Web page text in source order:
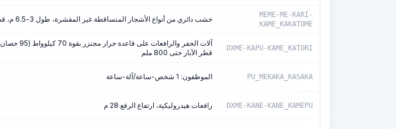
MEME-ME-KARI-
KAME_KAKATOME
خشب دائري من أنواع الأشجار المتساقطة غير المقشرة، طول 3-6.5 م، قطر 14-24 سم، درجة II-III
DXME-KAPU-KAME_KATORI
قطر الآبار حتى 800 ملم
PU_MEKAKA_KASAKA الموظفون: 1 شخص-ساعة/آلة-ساعة
DXME-KANE-KANE_KAMEPU رافعات هيدروليكية، ارتفاع الرفع 28 م